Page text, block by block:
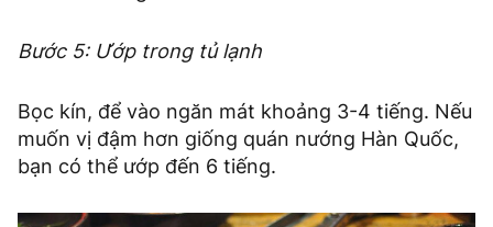
Bước 5: Ướp trong tủ lạnh
Bọc kín, để vào ngăn mát khoảng 3-4 tiếng. Nếu
muốn vị đậm hơn giống quán nướng Hàn Quốc,
bạn có thể ướp đến 6 tiếng.